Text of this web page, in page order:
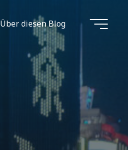
Über diesen Blog